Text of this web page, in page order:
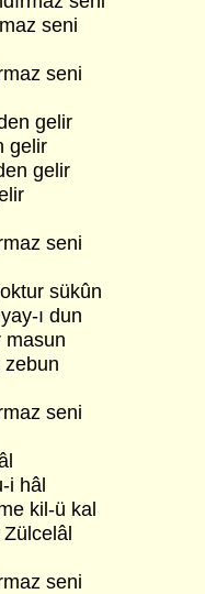
seni
seni
gelir
gelir
gelir
seni
sükûn
ı dun
masun
zebun
seni
i hâl
kil-ü kal
seni